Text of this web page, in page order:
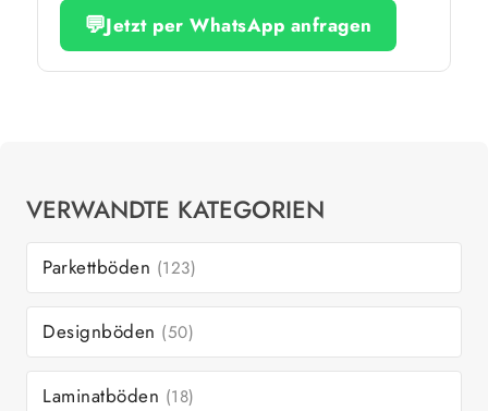
💬Jetzt per WhatsApp anfragen
VERWANDTE KATEGORIEN
Parkettböden (123)
Designböden (50)
Laminatböden (18)